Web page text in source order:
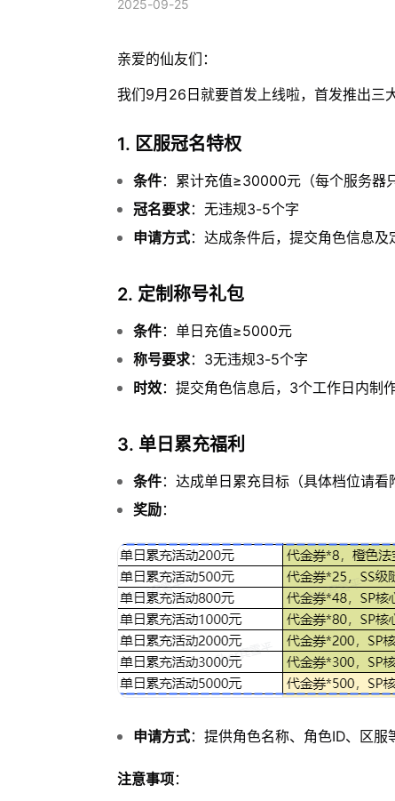
2025-09-25
亲爱的仙友们：
我们9月26日就要首发上线啦，首发推出三
1. 区服冠名特权
条件：累计充值≥30000元（每个服务器
冠名要求：无违规3-5个字
申请方式：达成条件后，提交角色信息及
2. 定制称号礼包
条件：单日充值≥5000元
称号要求：3无违规3-5个字
时效：提交角色信息后，3个工作日内制作
3. 单日累充福利
条件：达成单日累充目标（具体档位请看
奖励：
申请方式：提供角色名称、角色ID、区服
注意事项：